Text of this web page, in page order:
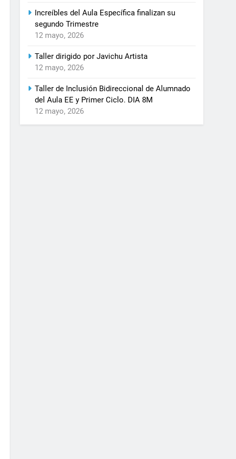
Increíbles del Aula Específica finalizan su
segundo Trimestre
12 mayo, 2026
Taller dirigido por Javichu Artista
12 mayo, 2026
Taller de Inclusión Bidireccional de Alumnado
del Aula EE y Primer Ciclo. DIA 8M
12 mayo, 2026